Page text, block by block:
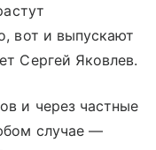
вот и выпускают
Сергей Яковлев.
и через частные
случае —